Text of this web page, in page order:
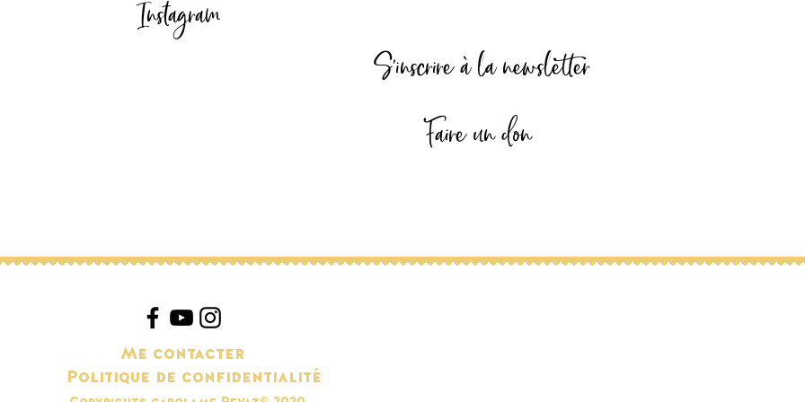
Instagram
S'inscrire à la newsletter
Faire un don
Me contacter
Politique de confidentialité